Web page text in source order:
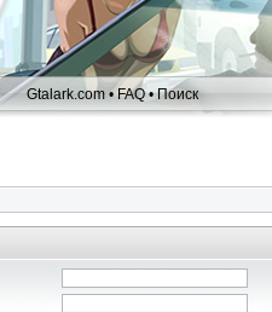
Gtalark.com •FAQ•Поиск